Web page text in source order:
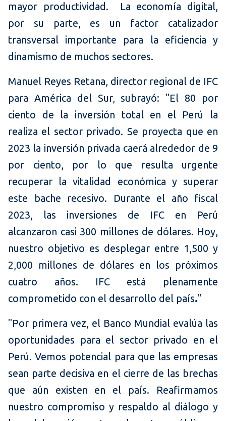
mayor productividad. La economía digital,
por su parte, es un factor catalizador
transversal importante para la eficiencia y
dinamismo de muchos sectores.
Manuel Reyes Retana, director regional de IFC
para América del Sur, subrayó: "El 80 por
ciento de la inversión total en el Perú la
realiza el sector privado. Se proyecta que en
2023 la inversión privada caerá alrededor de 9
por ciento, por lo que resulta urgente
recuperar la vitalidad económica y superar
este bache recesivo. Durante el año fiscal
2023, las inversiones de IFC en Perú
alcanzaron casi 300 millones de dólares. Hoy,
nuestro objetivo es desplegar entre 1,500 y
2,000 millones de dólares en los próximos
cuatro años. IFC está plenamente
comprometido con el desarrollo del país."
"Por primera vez, el Banco Mundial evalúa las
oportunidades para el sector privado en el
Perú. Vemos potencial para que las empresas
sean parte decisiva en el cierre de las brechas
que aún existen en el país. Reafirmamos
nuestro compromiso y respaldo al diálogo y